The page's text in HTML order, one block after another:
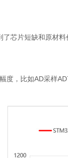
了芯片短缺和原材
度，比如AD采样